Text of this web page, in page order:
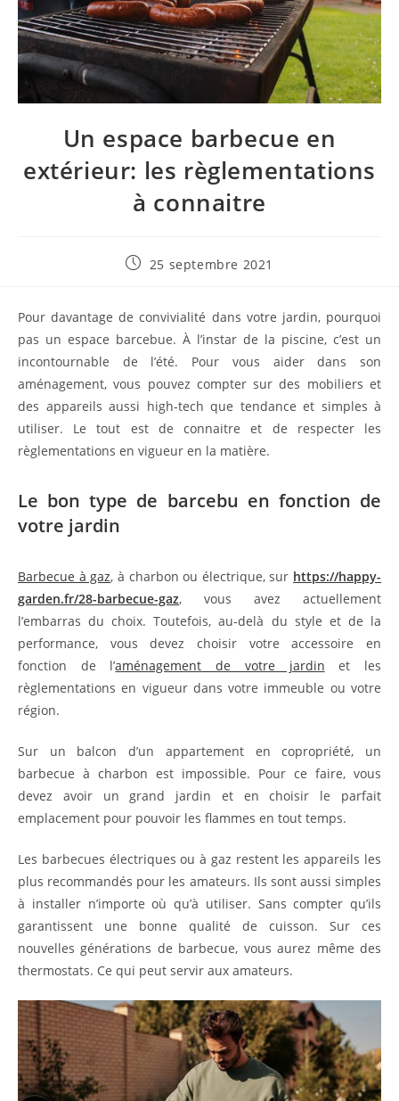
Un espace barbecue en
extérieur: les règlementations
à connaitre
Publication
25 septembre 2021
Pour davantage de convivialité dans votre jardin, pourquoi
pas un espace barcebue. À l’instar de la piscine, c’est un
incontournable de l’été. Pour vous aider dans son
aménagement, vous pouvez compter sur des mobiliers et
des appareils aussi high-tech que tendance et simples à
utiliser. Le tout est de connaitre et de respecter les
règlementations en vigueur en la matière.
Le bon type de barcebu en fonction de
votre jardin
Barbecue à gaz, à charbon ou électrique, sur https://happy-
garden.fr/28-barbecue-gaz, vous avez actuellement
l’embarras du choix. Toutefois, au-delà du style et de la
performance, vous devez choisir votre accessoire en
fonction de l’aménagement de votre jardin et les
règlementations en vigueur dans votre immeuble ou votre
région.
Sur un balcon d’un appartement en copropriété, un
barbecue à charbon est impossible. Pour ce faire, vous
devez avoir un grand jardin et en choisir le parfait
emplacement pour pouvoir les flammes en tout temps.
Les barbecues électriques ou à gaz restent les appareils les
plus recommandés pour les amateurs. Ils sont aussi simples
à installer n’importe où qu’à utiliser. Sans compter qu’ils
garantissent une bonne qualité de cuisson. Sur ces
nouvelles générations de barbecue, vous aurez même des
thermostats. Ce qui peut servir aux amateurs.